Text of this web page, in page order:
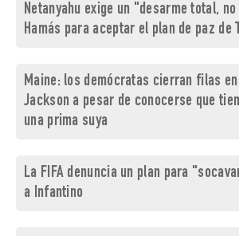
Netanyahu exige un "desarme total,
Hamás para aceptar el plan de paz de
Maine: los demócratas cierran filas
Jackson a pesar de conocerse que
una prima suya
La FIFA denuncia un plan para
a Infantino